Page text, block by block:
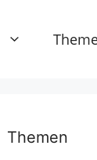
Themen